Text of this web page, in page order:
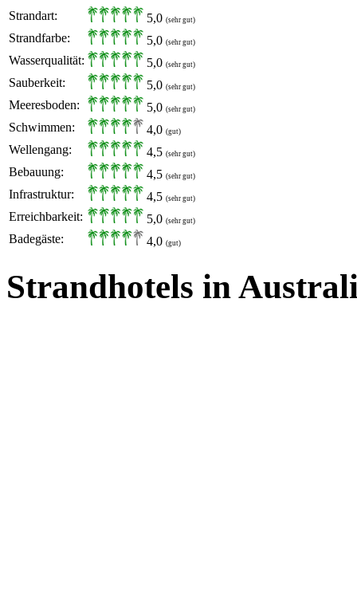
Strandart: 5,0 (sehr gut)
Strandfarbe: 5,0 (sehr gut)
Wasserqualität: 5,0 (sehr gut)
Sauberkeit: 5,0 (sehr gut)
Meeresboden: 5,0 (sehr gut)
Schwimmen: 4,0 (gut)
Wellengang: 4,5 (sehr gut)
Bebauung: 4,5 (sehr gut)
Infrastruktur: 4,5 (sehr gut)
Erreichbarkeit: 5,0 (sehr gut)
Badegäste: 4,0 (gut)
Strandhotels in